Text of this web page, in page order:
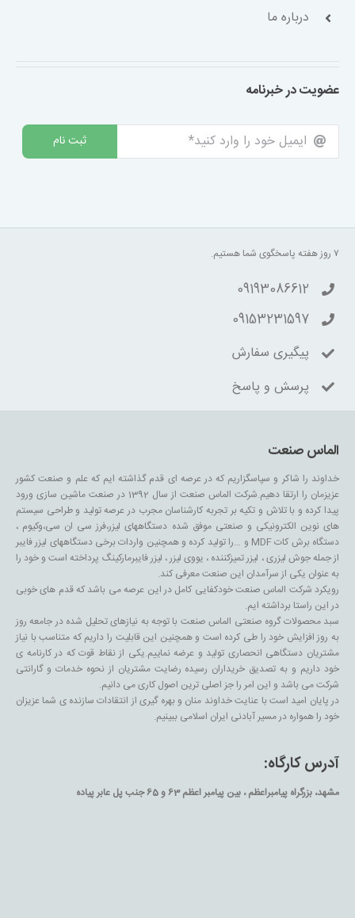
درباره ما
عضویت در خبرنامه
ثبت نام
۷ روز هفته پاسخگوی شما هستیم.
09193086612
09153231597
پیگیری سفارش
پرسش و پاسخ
الماس صنعت
خداوند را شاکر و سپاسگزاریم که در عرصه ای قدم گذاشته ایم که علم و صنعت کشور
عزیزمان را ارتقا دهیم.شرکت الماس صنعت از سال 1392 در صنعت ماشین سازی ورود
پیدا کرده و با تلاش و تکیه بر تجربه کارشناسان مجرب در عرصه تولید و طراحی سیستم
های نوین الکترونیکی و صنعتی موفق شده دستگاههای لیزر،فرز سی ان سی،وکیوم ،
دستگاه برش کات MDF و …را تولید کرده و همچنین واردات برخی دستگاههای لیزر فایبر
از جمله جوش لیزری ، لیزر تمیزکننده ، یووی لیزر ، لیزر فایبرمارکینگ پرداخته است و خود را
به عنوان یکی از سرآمدان این صنعت معرفی کند.
رویکرد شرکت الماس صنعت خودکفایی کامل در این عرصه می باشد که قدم های خوبی
در این راستا برداشته ایم.
سبد محصولات گروه صنعتی الماس صنعت با توجه به نیازهای تحلیل شده در جامعه روز
به روز افزایش خود را طی کرده است و همچنین این قابلیت را داریم که متناسب با نیاز
مشتریان دستگاهی انحصاری تولید و عرضه نماییم.یکی از نقاط قوت که در کارنامه ی
خود داریم و به تصدیق خریداران رسیده رضایت مشتریان از نحوه خدمات و گارانتی
شرکت می باشد و این امر را جز اصلی ترین اصول کاری می دانیم.
در پایان امید است با عنایت خداوند منان و بهره گیری از انتقادات سازنده ی شما عزیزان
خود را همواره در مسیر آبادنی ایران اسلامی ببینیم.
آدرس کارگاه:
مشهد، بزرگراه پیامبراعظم ، بین پیامبر اعظم 63 و 65 جنب پل عابر پیاده